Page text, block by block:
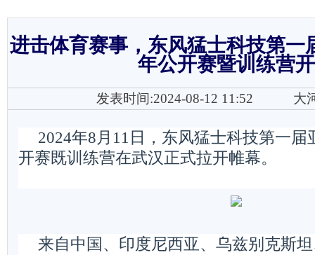
进击体育赛事，东风猛士科技第一
年公开赛暨训练营
发表时间:2024-08-12 11:52 大
2024年8月11日，东风猛士科技第一
开赛既训练营在武汉正式拉开帷幕。
来自中国、印度尼西亚、乌兹别克斯